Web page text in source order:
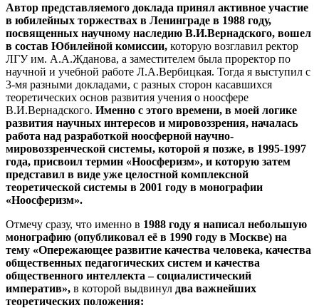
Автор представляемого доклада принял активное участие
в юбилейных торжествах в Ленинграде в 1988 году,
посвященных научному наследию В.И.Вернадского, вошел
в состав Юбилейной комиссии, которую возглавил ректор
ЛГУ им. А.А.Жданова, а заместителем была проректор по
научной и учебной работе Л.А.Вербицкая. Тогда я выступил с
3-мя разными докладами, с разных сторон касавшихся
теоретических основ развития учения о ноосфере
В.И.Вернадского. Именно с этого времени, в моей логике
развития научных интересов и мировоззрения, началась
работа над разработкой ноосферной научно-
мировоззренческой системы, которой я позже, в 1995-1997
года, присвоил термин «Ноосферизм», и которую затем
представил в виде уже целостной комплексной
теоретической системы в 2001 году в монографии
«Ноосферизм».
Отмечу сразу, что именно в 1988 году я написал небольшую
монографию (опубликовал её в 1990 году в Москве) на
тему «Опережающее развитие качества человека, качества
общественных педагогических систем и качества
общественного интеллекта – социалистический
императив», в которой выдвинул два важнейших
теоретических положения: